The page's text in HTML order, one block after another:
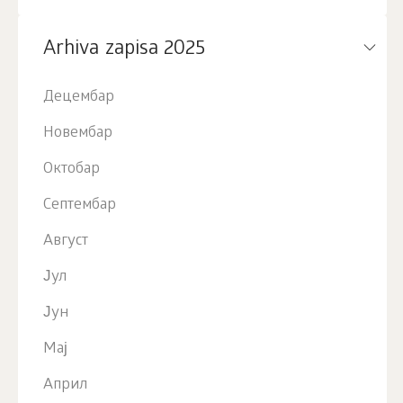
Arhiva zapisa 2025
Децембар
Новембар
Октобар
Септембар
Август
Јул
Јун
Мај
Април